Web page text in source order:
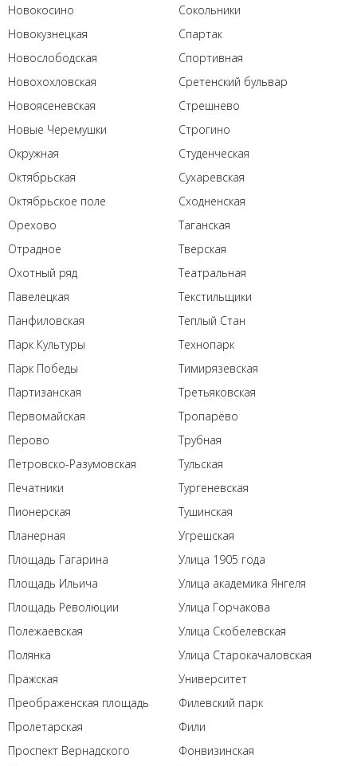
Новокосино
Новокузнецкая
Новослободская
Новохохловская
Новоясеневская
Новые Черемушки
Окружная
Октябрьская
Октябрьское поле
Орехово
Отрадное
Охотный ряд
Павелецкая
Панфиловская
Парк Культуры
Парк Победы
Партизанская
Первомайская
Перово
Петровско-Разумовская
Печатники
Пионерская
Планерная
Площадь Гагарина
Площадь Ильича
Площадь Революции
Полежаевская
Полянка
Пражская
Преображенская площадь
Пролетарская
Проспект Вернадского
Сокольники
Спартак
Спортивная
Сретенский бульвар
Стрешнево
Строгино
Студенческая
Сухаревская
Сходненская
Таганская
Тверская
Театральная
Текстильщики
Теплый Стан
Технопарк
Тимирязевская
Третьяковская
Тропарёво
Трубная
Тульская
Тургеневская
Тушинская
Угрешская
Улица 1905 года
Улица академика Янгеля
Улица Горчакова
Улица Скобелевская
Улица Старокачаловская
Университет
Филевский парк
Фили
Фонвизинская